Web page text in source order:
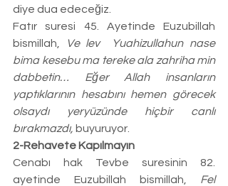
diye dua edeceğiz.
Fatır suresi 45. Ayetinde Euzubillah
bismillah,
Ve lev  Yuahizullahun nase
bima kesebu ma tereke ala zahriha min
dabbetin… Eğer Allah insanların
yaptıklarının hesabını hemen görecek
olsaydı yeryüzünde hiçbir canlı
bırakmazdı, buyuruyor.
2-Rehavete Kapılmayın
Cenabı hak Tevbe suresinin 82.
ayetinde Euzubillah bismillah,
Fel